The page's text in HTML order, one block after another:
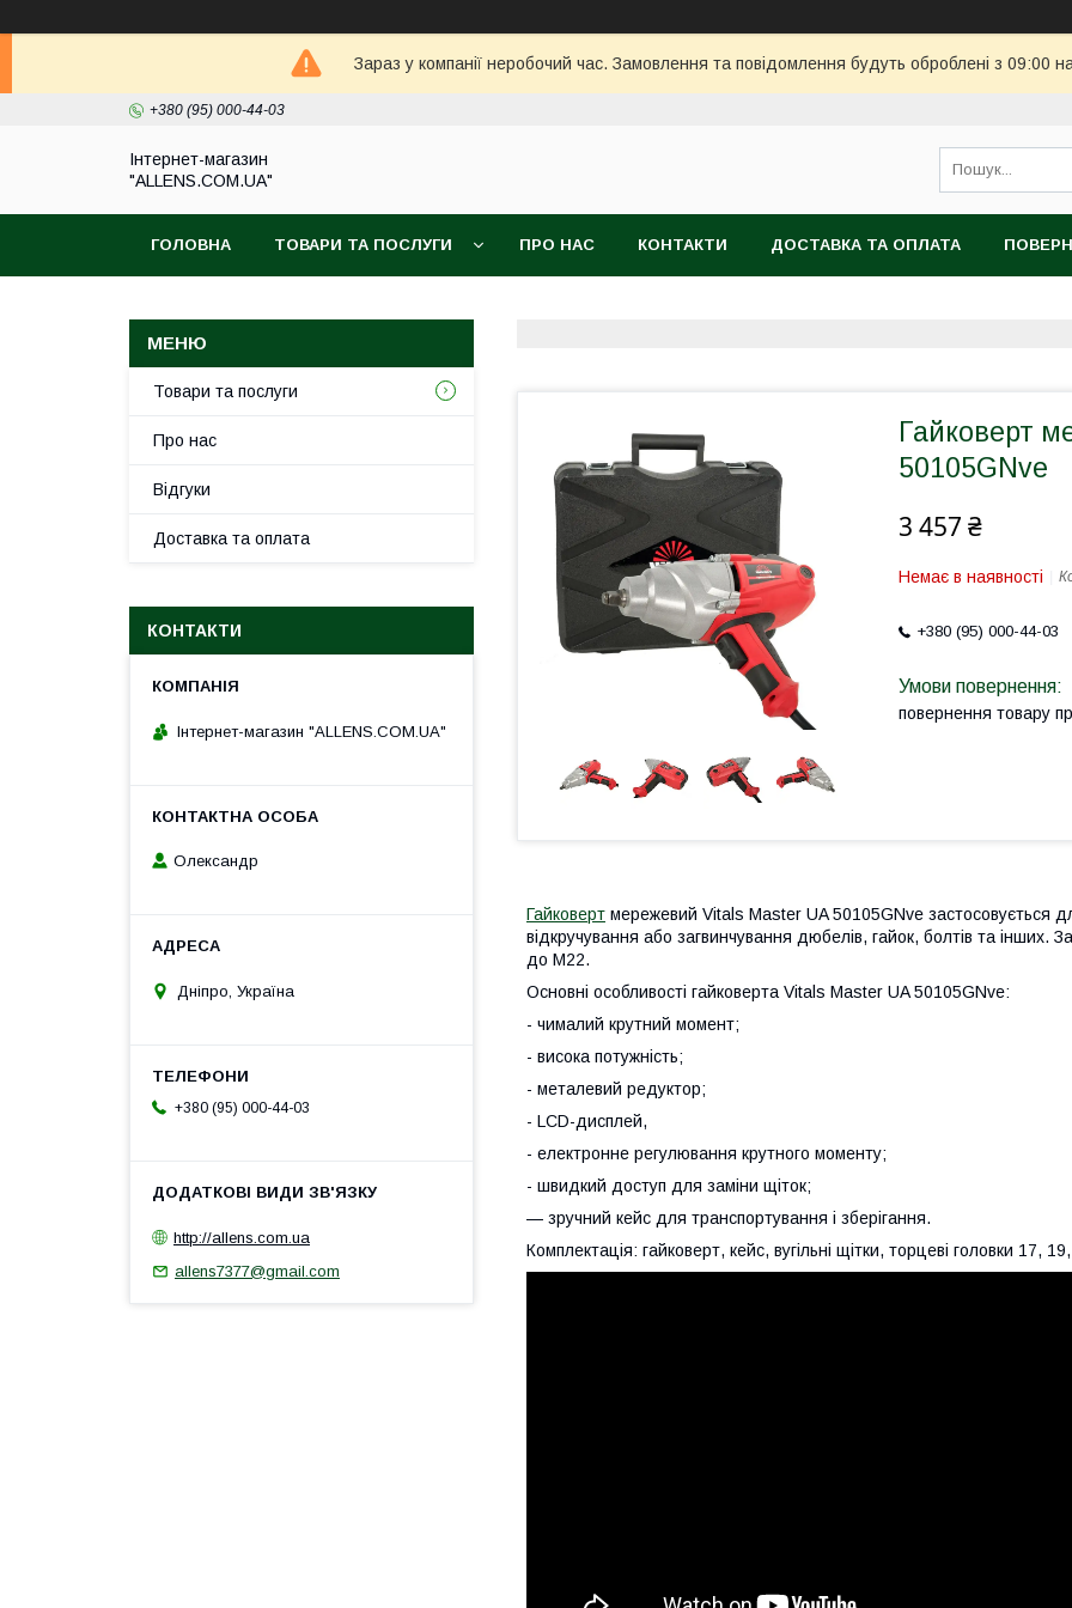
Зараз у компанії неробочий час. Замовлення та повідомлення будуть оброблені з 09:00
+380 (95) 000-44-03
Інтернет-магазин
"ALLENS.COM.UA"
ГОЛОВНА ТОВАРИ ТА ПОСЛУГИ ПРО НАС КОНТАКТИ ДОСТАВКА ТА ОПЛАТА
Гайковерт
50105GNve
3 457 ₴
Немає в наявності
+380 (95) 000-44-03
повернення товару
Гайковерт мережевий Vitals Master UA 50105GNve застосовується
відкручування або загвинчування дюбелів, гайок, болтів та інших.
до М22.
Основні особливості гайковерта Vitals Master UA 50105GNve:
- чималий крутний момент;
- висока потужність;
- металевий редуктор;
- LCD-дисплей,
- електронне регулювання крутного моменту;
- швидкий доступ для заміни щіток;
— зручний кейс для транспортування і зберігання.
Комплектація: гайковерт, кейс, вугільні щітки, торцеві головки 17,
Товари та послуги
Про нас
Відгуки
Доставка та оплата
КОНТАКТИ
Інтернет-магазин "ALLENS.COM.UA"
Олександр
Дніпро, Україна
+380 (95) 000-44-03
http://allens.com.ua
allens7377@gmail.com